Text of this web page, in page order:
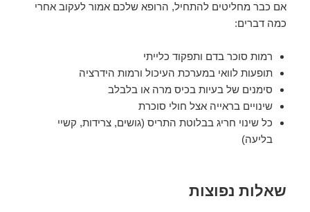
אם כבר מחליטים להתחיל, הרופא שלכם אמור לעקוב אחרי
כמה דברים:
רמות סוכר בדם ותפקוד כלייתי
תופעות לוואי במערכת העיכול ורמות הידרציה
סימנים של בעיות בכיס מרה או בלבלב
שינויים בראייה אצל חולי סוכרת
כל שינוי חריג בבלוטת התריס (גושים, צרידות, קשיי
בליעה)
שאלות נפוצות